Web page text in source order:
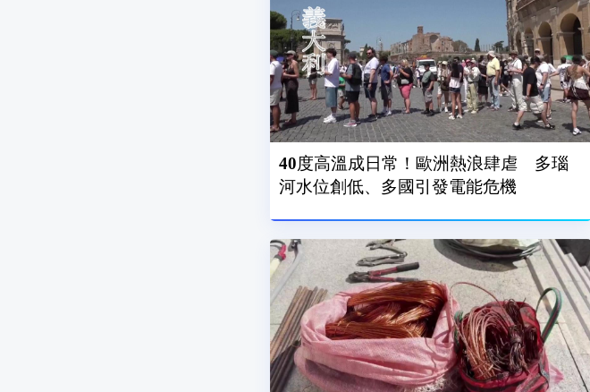
40度高溫成日常！歐洲熱浪肆虐 多瑙
河水位創低、多國引發電能危機